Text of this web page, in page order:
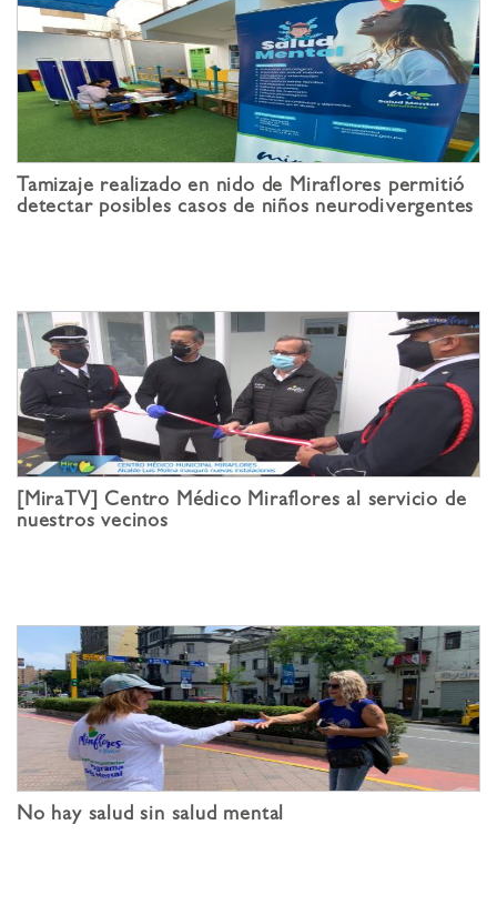
Tamizaje realizado en nido de Miraflores permitió
detectar posibles casos de niños neurodivergentes
[MiraTV] Centro Médico Miraflores al servicio de
nuestros vecinos
No hay salud sin salud mental